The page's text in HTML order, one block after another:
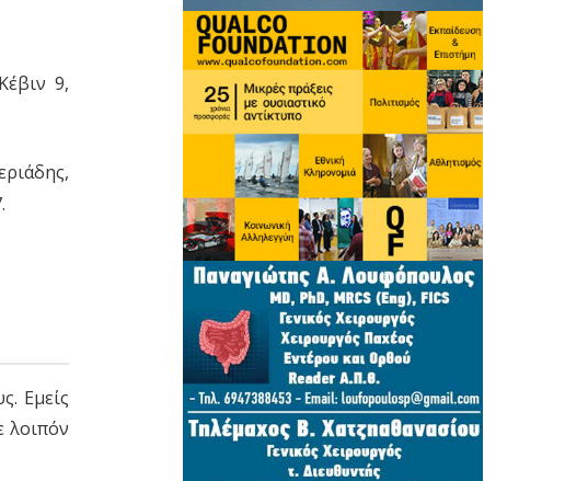
9,
Εμείς
λοιπόν